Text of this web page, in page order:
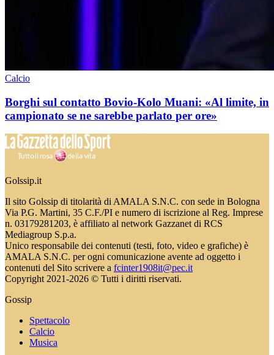
Calcio
Borghi sul contatto Bovio-Kolo Muani: «Al limite, in
campionato se ne sarebbe parlato per ore»
Golssip.it
Il sito Golssip di titolarità di AMALA S.N.C. con sede in Bologna
Via P.G. Martini, 35 C.F./PI e numero di iscrizione al Reg. Imprese
n. 03179281203, è affiliato al network Gazzanet di RCS
Mediagroup S.p.a.
Unico responsabile dei contenuti (testi, foto, video e grafiche) è
AMALA S.N.C. per ogni comunicazione avente ad oggetto i
contenuti del Sito scrivere a fcinter1908it@pec.it
Copyright 2021-2026 © Tutti i diritti riservati.
Gossip
Spettacolo
Calcio
Musica